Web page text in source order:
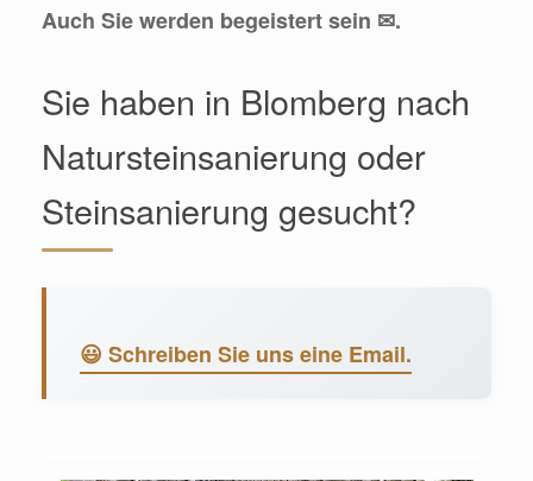
Auch Sie werden begeistert sein ✉.
Sie haben in Blomberg nach
Natursteinsanierung oder
Steinsanierung gesucht?
😃 Schreiben Sie uns eine Email.